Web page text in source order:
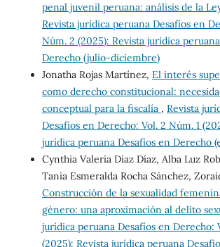
penal juvenil peruana: análisis de la
Revista jurídica peruana Desafíos en
Núm. 2 (2025): Revista jurídica
Derecho (julio-diciembre)
Jonatha Rojas Martínez, El interés
como derecho constitucional:
conceptual para la fiscalía , Revista
Desafíos en Derecho: Vol. 2 Núm. 1
jurídica peruana Desafíos en Derecho
Cynthia Valeria Díaz Díaz, Alba Luz
Tania Esmeralda Rocha Sánchez,
Construcción de la sexualidad
género: una aproximación al delito
jurídica peruana Desafíos en Derecho:
(2025): Revista jurídica peruana